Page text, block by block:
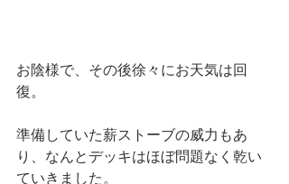
お陰様で、その後徐々にお天気は回
復。
準備していた薪ストーブの威力もあ
り、なんとデッキはほぼ問題なく乾い
ていきました。